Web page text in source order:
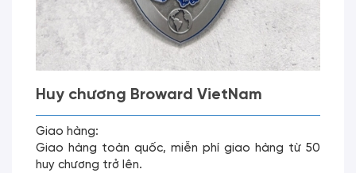
Huy chương Broward VietNam
Giao hàng:
Giao hàng toàn quốc, miễn phí giao hàng từ 50
huy chương trở lên.